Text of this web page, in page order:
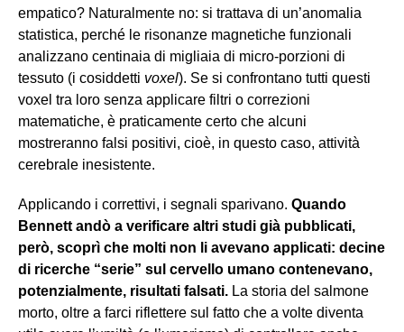
empatico? Naturalmente no: si trattava di un’anomalia
statistica, perché le risonanze magnetiche funzionali
analizzano centinaia di migliaia di micro-porzioni di
tessuto (i cosiddetti voxel). Se si confrontano tutti questi
voxel tra loro senza applicare filtri o correzioni
matematiche, è praticamente certo che alcuni
mostreranno falsi positivi, cioè, in questo caso, attività
cerebrale inesistente.
Applicando i correttivi, i segnali sparivano. Quando
Bennett andò a verificare altri studi già pubblicati,
però, scoprì che molti non li avevano applicati: decine
di ricerche “serie” sul cervello umano contenevano,
potenzialmente, risultati falsati. La storia del salmone
morto, oltre a farci riflettere sul fatto che a volte diventa